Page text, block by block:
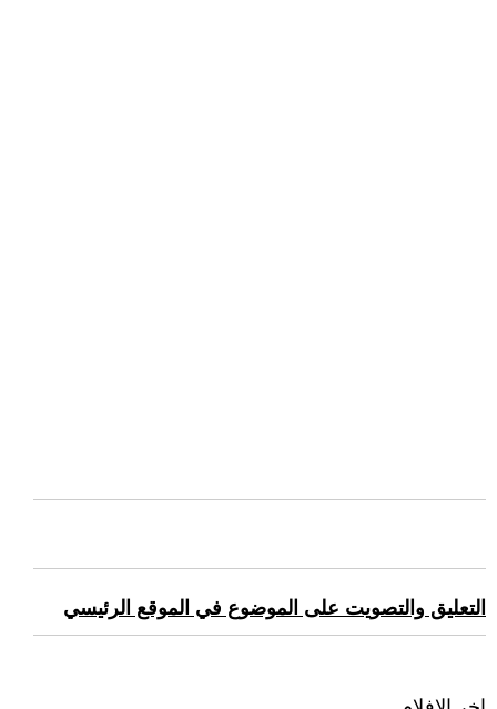
التعليق والتصويت على الموضوع في الموقع الرئيسي